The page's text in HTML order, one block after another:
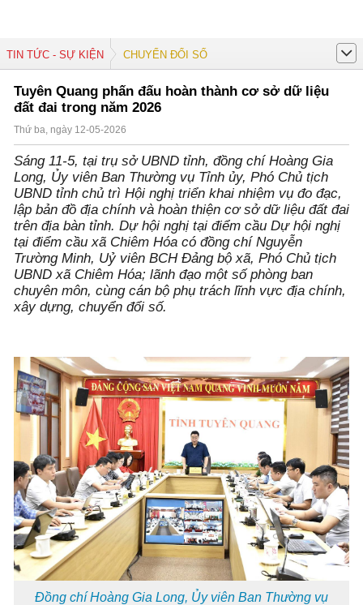
TIN TỨC - SỰ KIỆN CHUYỂN ĐỔI SỐ
Tuyên Quang phấn đấu hoàn thành cơ sở dữ liệu
đất đai trong năm 2026
Thứ ba, ngày 12-05-2026
Sáng 11-5, tại trụ sở UBND tỉnh, đồng chí Hoàng Gia
Long, Ủy viên Ban Thường vụ Tỉnh ủy, Phó Chủ tịch
UBND tỉnh chủ trì Hội nghị triển khai nhiệm vụ đo đạc,
lập bản đồ địa chính và hoàn thiện cơ sở dữ liệu đất đai
trên địa bàn tỉnh. Dự hội nghị tại điểm cầu Dự hội nghị
tại điểm cầu xã Chiêm Hóa có đồng chí Nguyễn
Trường Minh, Uỷ viên BCH Đảng bộ xã, Phó Chủ tịch
UBND xã Chiêm Hóa; lãnh đạo một số phòng ban
chuyên môn, cùng cán bộ phụ trách lĩnh vực địa chính,
xây dựng, chuyển đổi số.
Đồng chí Hoàng Gia Long, Ủy viên Ban Thường vụ